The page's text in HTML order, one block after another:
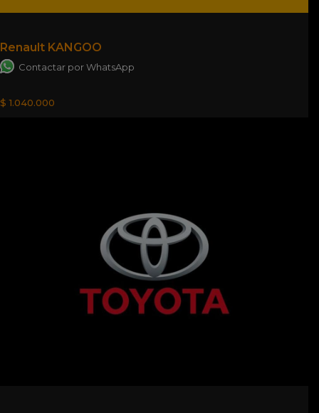
Renault KANGOO
Contactar por WhatsApp
$ 1.040.000